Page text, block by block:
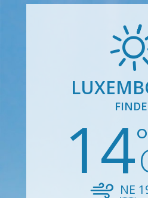
14
NE